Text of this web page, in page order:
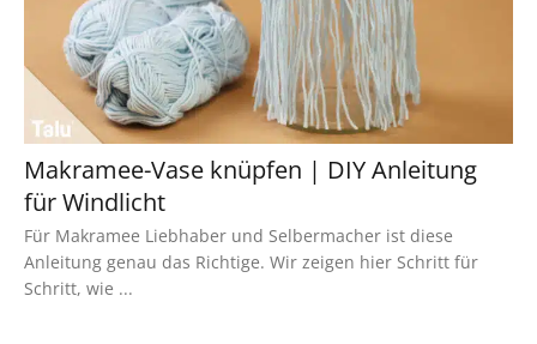
Makramee-Vase knüpfen | DIY Anleitung
für Windlicht
Für Makramee Liebhaber und Selbermacher ist diese
Anleitung genau das Richtige. Wir zeigen hier Schritt für
Schritt, wie ...